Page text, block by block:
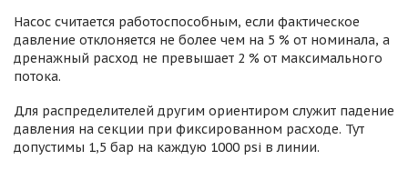
Насос считается работоспособным, если фактическое
давление отклоняется не более чем на 5 % от номинала, а
дренажный расход не превышает 2 % от максимального
потока.
Для распределителей другим ориентиром служит падение
давления на секции при фиксированном расходе. Тут
допустимы 1,5 бар на каждую 1000 psi в линии.